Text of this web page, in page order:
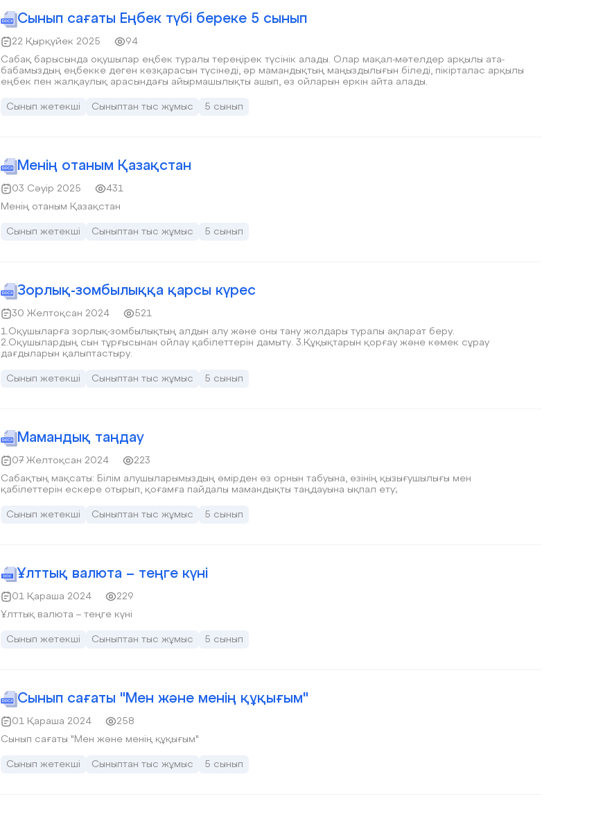
Сынып сағаты Еңбек түбі береке 5 сынып
22 Қырқүйек 2025
94
Сабақ барысында оқушылар еңбек туралы тереңірек түсінік алады. Олар мақал-мәтелдер арқылы ата-
бабамыздың еңбекке деген көзқарасын түсінеді, әр мамандықтың маңыздылығын біледі, пікірталас арқылы
еңбек пен жалқаулық арасындағы айырмашылықты ашып, өз ойларын еркін айта алады.
Сынып жетекші Сыныптан тыс жұмыс 5 сынып
Менің отаным Қазақстан
03 Сәуір 2025
431
Менің отаным Қазақстан
Сынып жетекші Сыныптан тыс жұмыс 5 сынып
Зорлық-зомбылыққа қарсы күрес
30 Желтоқсан 2024
521
1.Оқушыларға зорлық-зомбылықтың алдын алу және оны тану жолдары туралы ақпарат беру.
2.Оқушылардың сын тұрғысынан ойлау қабілеттерін дамыту. 3.Құқықтарын қорғау және көмек сұрау
дағдыларын қалыптастыру.
Сынып жетекші Сыныптан тыс жұмыс 5 сынып
Мамандық таңдау
07 Желтоқсан 2024
223
Сабақтың мақсаты: Білім алушыларымыздың өмірден өз орнын табуына, өзінің қызығушылығы мен
қабілеттерін ескере отырып, қоғамға пайдалы мамандықты таңдауына ықпал ету;
Сынып жетекші Сыныптан тыс жұмыс 5 сынып
Ұлттық валюта – теңге күні
01 Қараша 2024
229
Ұлттық валюта – теңге күні
Сынып жетекші Сыныптан тыс жұмыс 5 сынып
Сынып сағаты "Мен және менің құқығым"
01 Қараша 2024
258
Сынып сағаты "Мен және менің құқығым"
Сынып жетекші Сыныптан тыс жұмыс 5 сынып